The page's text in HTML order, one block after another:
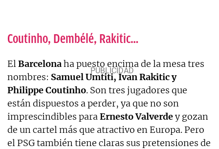
Coutinho, Dembélé, Rakitic…
ElBarcelonaha puesto encima de la mesa tres
nombres: Samuel Umtiti, Ivan Rakitic y
Philippe Coutinho. Son tres jugadores que
están dispuestos a perder, ya que no son
imprescindibles paraErnesto Valverdey gozan
de un cartel más que atractivo en Europa. Pero
el PSG también tiene claras sus pretensiones de